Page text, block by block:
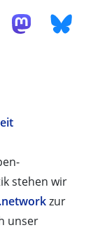
stehen wir
zur
unser